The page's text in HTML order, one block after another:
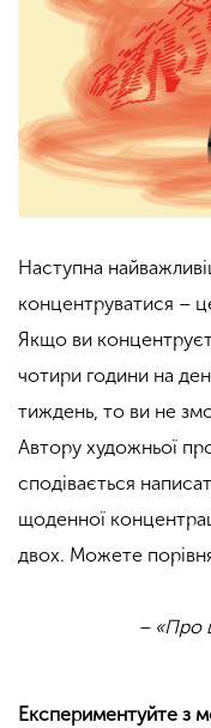
Наступна
концентруватися –
Якщо ви
чотири години на
тиждень, то ви не
Автору художньої
сподівається
щоденної
двох. Можете
– «Про
Експериментуйте з